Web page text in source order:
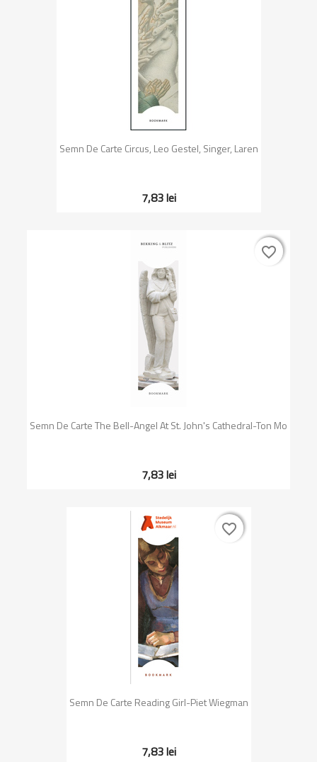
Semn De Carte Circus, Leo Gestel, Singer, Laren
7,83 lei
Semn De Carte The Bell-Angel At St. John's Cathedral-Ton Mo
7,83 lei
favorite_border
favorite_border
Semn De Carte Reading Girl-Piet Wiegman
7,83 lei
favorite_border
favorite_border